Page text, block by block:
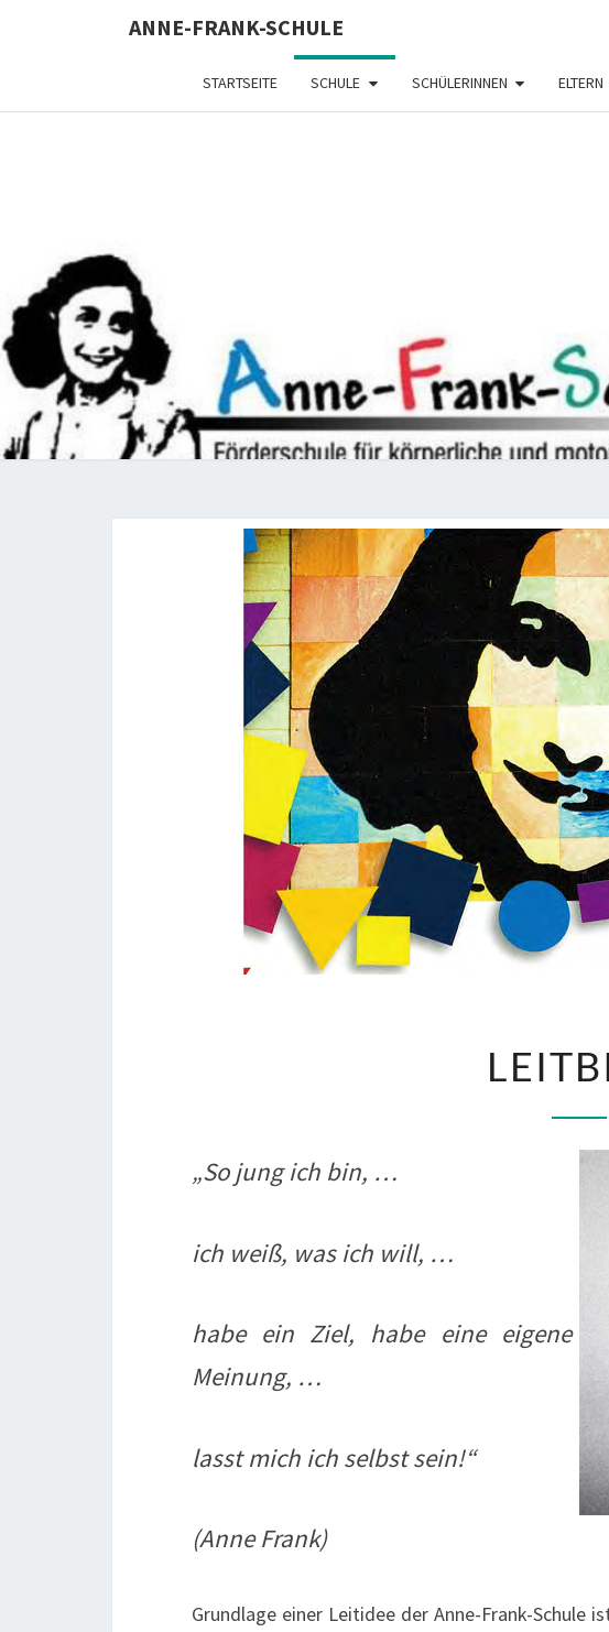
ANNE-FRANK-SCHULE
STARTSEITE SCHULE SCHÜLERINNEN ELTERN
„So jung ich bin, …
ich weiß, was ich will, …
habe ein Ziel, habe eine eigene
Meinung, …
lasst mich ich selbst sein!“
(Anne Frank)
Grundlage einer Leitidee der Anne-Frank-Schule